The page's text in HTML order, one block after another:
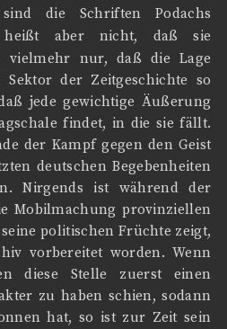
die Schriften Podachs
aber nicht, daß sie
vielmehr nur, daß die Lage
der Zeitgeschichte so
jede gewichtige Äußerung
findet, in die sie fällt.
der Kampf gegen den Geist
deutschen Begebenheiten
Nirgends ist während der
Mobilmachung provinziellen
politischen Früchte zeigt,
vorbereitet worden. Wenn
diese Stelle zuerst einen
zu haben schien, sodann
hat, so ist zur Zeit sein